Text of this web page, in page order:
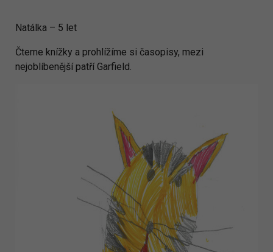
Natálka – 5 let
Čteme knížky a prohlížíme si časopisy, mezi
nejoblíbenější patří Garfield.